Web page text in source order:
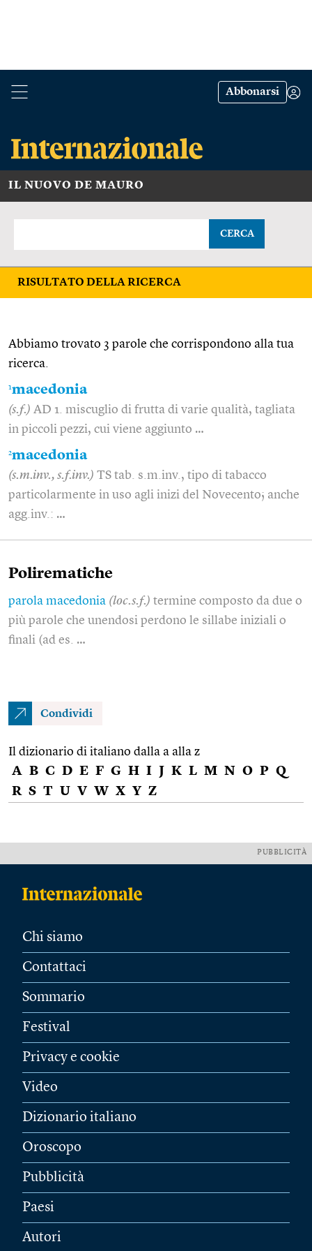
Abbonarsi
IL NUOVO DE MAURO
CERCA
RISULTATO DELLA RICERCA
Abbiamo trovato 3 parole che corrispondono alla tua
ricerca.
1macedonia
(s.f.) AD 1. miscuglio di frutta di varie qualità, tagliata
in piccoli pezzi, cui viene aggiunto …
2macedonia
(s.m.inv., s.f.inv.) TS tab. s.m.inv., tipo di tabacco
particolarmente in uso agli inizi del Novecento; anche
agg.inv.: …
Polirematiche
parola macedonia (loc.s.f.) termine composto da due o
più parole che unendosi perdono le sillabe iniziali o
finali (ad es. …
Condividi
Il dizionario di italiano dalla a alla z
A B C D E F G H I J K L M N O P Q
R S T U V W X Y Z
PUBBLICITÀ
Chi siamo
Contattaci
Sommario
Festival
Privacy e cookie
Video
Dizionario italiano
Oroscopo
Pubblicità
Paesi
Autori